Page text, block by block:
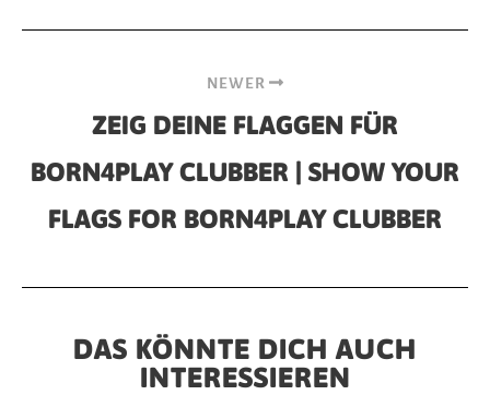
NEWER
ZEIG DEINE FLAGGEN FÜR
BORN4PLAY CLUBBER | SHOW YOUR
FLAGS FOR BORN4PLAY CLUBBER
DAS KÖNNTE DICH AUCH
INTERESSIEREN